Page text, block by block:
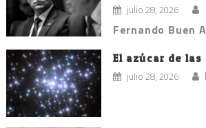
julio 28, 2026
Fernando Buen
El azúcar de
julio 28, 2026